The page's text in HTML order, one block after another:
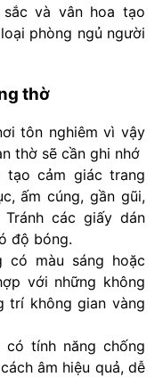
và vân hoa tạo
phòng ngủ người
thờ
tôn nghiêm vì vậy
thờ sẽ cần ghi nhớ
tạo cảm giác trang
ấm cúng, gần gũi,
các giấy dán
độ bóng.
có màu sáng hoặc
với những không
trí không gian vàng
tính năng chống
âm hiệu quả, dễ